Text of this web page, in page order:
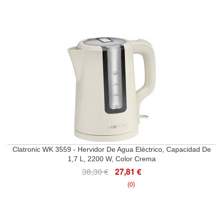
Clatronic WK 3559 - Hervidor De Agua Eléctrico, Capacidad De
1,7 L, 2200 W, Color Crema
38,30 € 27,81 €
(0)